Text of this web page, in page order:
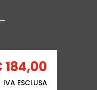
PREZZO
184,00
PREZZO
IVA ESCLUSA